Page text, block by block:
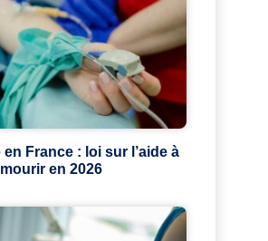
France : loi sur l’aide à
mourir en 2026